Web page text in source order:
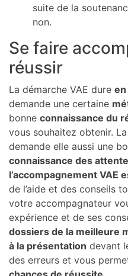
suite de la
non.
Se faire
réussir
La démarche VAE dure
demande une certaine
bonne connaissance du
vous souhaitez obtenir.
demande elle aussi une
connaissance des
l’accompagnement VAE
de l’aide et des conseils
votre accompagnateur
expérience et de ses
dossiers de la meilleure
à la présentation devant
des erreurs et vous